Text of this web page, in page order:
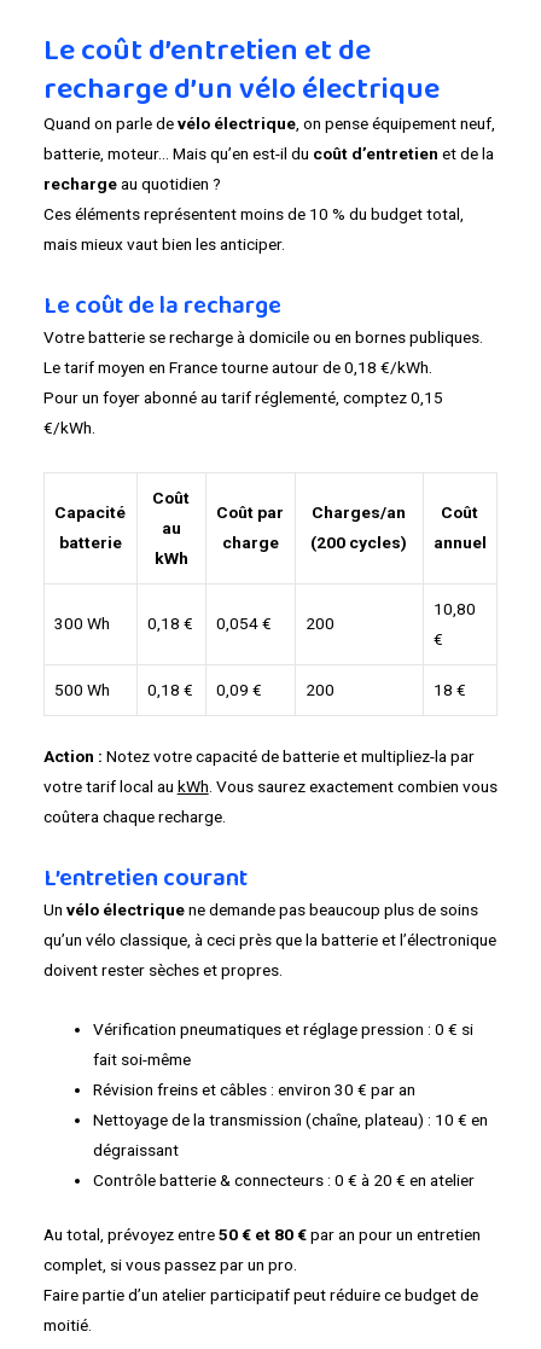
Le coût d’entretien et de
recharge d’un vélo électrique
Quand on parle devélo électrique, on pense équipement neuf,
batterie, moteur… Mais qu’en est-il du coût d’entretien et de la
rechargeau quotidien ?
Ces éléments représentent moins de 10 % du budget total,
mais mieux vaut bien les anticiper.
Le coût de la recharge
Votre batterie se recharge à domicile ou en bornes publiques.
Le tarif moyen en France tourne autour de 0,18 €/kWh.
Pour un foyer abonné au tarif réglementé, comptez 0,15
€/kWh.
Capacité
batterie
Coût
au
kWh
Coût par
charge
Charges/an
(200 cycles)
Coût
annuel
300 Wh 0,18 € 0,054 € 200
10,80
€
500 Wh 0,18 € 0,09 € 200 18 €
Action : Notez votre capacité de batterie et multipliez-la par
votre tarif local au kWh . Vous saurez exactement combien vous
coûtera chaque recharge.
L’entretien courant
Un vélo électriquene demande pas beaucoup plus de soins
qu’un vélo classique, à ceci près que la batterie et l’électronique
doivent rester sèches et propres.
Vérification pneumatiques et réglage pression : 0 € si
fait soi-même
Révision freins et câbles : environ 30 € par an
Nettoyage de la transmission (chaîne, plateau) : 10 € en
dégraissant
Contrôle batterie & connecteurs : 0 € à 20 € en atelier
Au total, prévoyez entre50 € et 80 €par an pour un entretien
complet, si vous passez par un pro.
Faire partie d’un atelier participatif peut réduire ce budget de
moitié.